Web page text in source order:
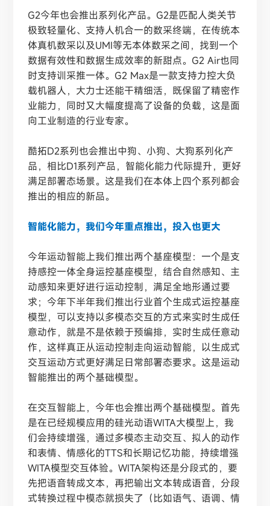
G2今年也会推出系列化产品。G2是匹配人类关节
极致轻量化、支持人机合一的数采终端，在传统本
体真机数采以及UMI等无本体数采之间，找到一个
数据有效性和数据生成效率的新甜点。G2 Air也同
时支持训采推一体。G2 Max是一款支持力控大负
载机器人，大力士还能干精细活，既保留了精密作
业能力，同时又大幅度提高了设备的负载，这是面
向工业制造的行业专家。
酷拓D2系列也会推出中狗、小狗、大狗系列化产
品，相比D1系列产品，智能化能力代际提升，更好
满足部署态场景。这是我们在本体上四个系列都会
推出的相应的新品。
智能化能力，我们今年重点推出，投入也更大
今年运动智能上我们推出两个基座模型：一个是支
持感控一体全身运控基座模型，结合自然感知、主
动感知来更好进行运动控制，满足全地形通过要
求；今年下半年我们推出行业首个生成式运控基座
模型，可以支持以多模态交互的方式来实时生成任
意动作，就是不是依赖于预编排，实时生成任意动
作，这样真正从运动控制走向运动智能，以生成式
交互运动方式更好满足日常部署态要求。这是运动
智能推出的两个基础模型。
在交互智能上，今年也会推出两个基础模型。首先
是在已经规模应用的硅光动语WITA大模型上，我
们会持续增强，通过多模态主动交互、拟人的动作
和表情、情感化的TTS和长期记忆功能，持续增强
WITA模型交互体验。WITA架构还是分段式的，要
先把语音转成文本，再把输出文本转成语音，分段
式转换过程中模态就损失了（比如语气、语调、情